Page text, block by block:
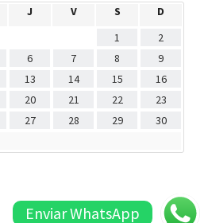
J V S
D
1
2
6 7 8
9
13 14 15
16
20 21 22
23
27 28 29
30
Enviar WhatsApp